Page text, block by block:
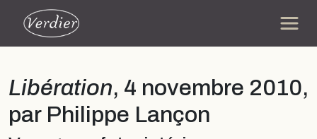
Libération, 4 novembre 2010,
par Philippe Lançon